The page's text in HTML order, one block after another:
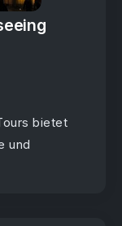
bietet
und